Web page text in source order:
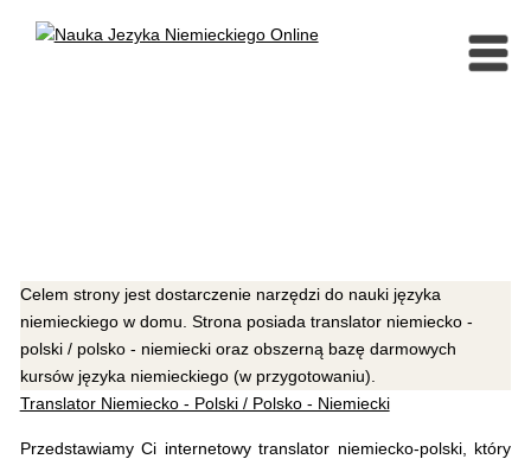
Celem strony jest dostarczenie narzędzi do nauki języka
niemieckiego w domu. Strona posiada translator niemiecko -
polski / polsko - niemiecki oraz obszerną bazę darmowych
kursów języka niemieckiego (w przygotowaniu).
Translator Niemiecko - Polski / Polsko - Niemiecki
Przedstawiamy Ci internetowy translator niemiecko-polski, który